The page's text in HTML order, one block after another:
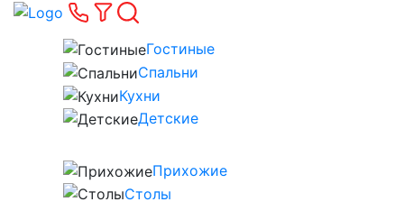
Гостиные
Спальни
Кухни
Детские
Прихожие
Столы